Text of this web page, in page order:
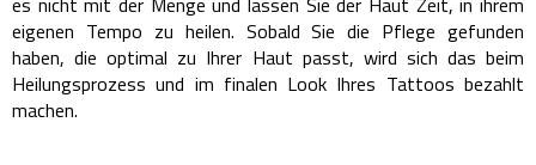
eigenen Tempo zu heilen. Sobald Sie die Pflege gefunden
haben, die optimal zu Ihrer Haut passt, wird sich das beim
Heilungsprozess und im finalen Look Ihres Tattoos bezahlt
machen.